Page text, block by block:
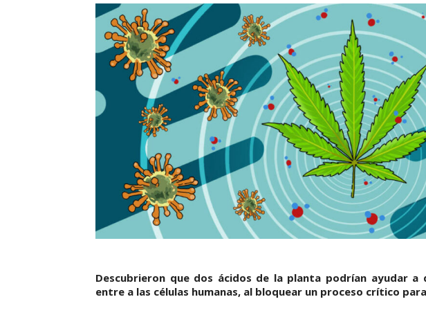
Descubrieron que dos ácidos de la planta podrían ayudar a
entre a las células humanas, al bloquear un proceso crítico